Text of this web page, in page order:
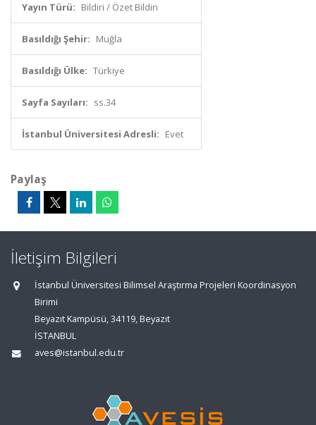
Yayın Türü: Bildiri / Özet Bildiri
Basıldığı Şehir: Muğla
Basıldığı Ülke: Türkiye
Sayfa Sayıları: ss.34
İstanbul Üniversitesi Adresli: Evet
Paylaş
İletişim Bilgileri
İstanbul Üniversitesi Bilimsel Araştırma Projeleri Koordinasyon
Birimi
Beyazıt Kampüsü, 34119, Beyazıt
İSTANBUL
aves@istanbul.edu.tr